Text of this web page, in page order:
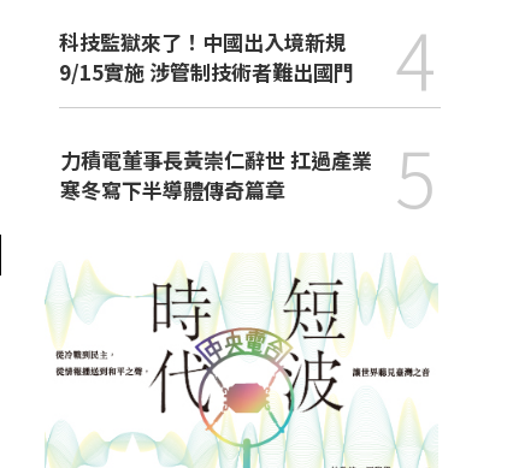
科技監獄來了！中國出入境新規
9/15實施 涉管制技術者難出國門
4
力積電董事長黃崇仁辭世 扛過產業
寒冬寫下半導體傳奇篇章
5